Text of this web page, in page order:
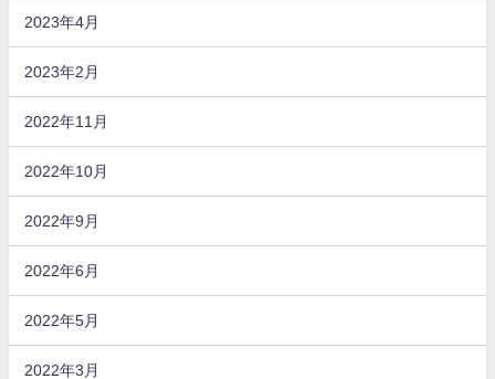
2023年4月
2023年2月
2022年11月
2022年10月
2022年9月
2022年6月
2022年5月
2022年3月